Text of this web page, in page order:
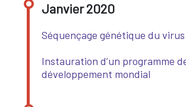
Janvier 2020
Séquençage génétique du virus
​​​​​​​Instauration d’un programme
développement mondial